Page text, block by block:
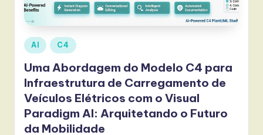
t
u
g
u
e
s
Posted
in
AI C4
Uma Abordagem do Modelo C4 para
Infraestrutura de Carregamento de
Veículos Elétricos com o Visual
Paradigm AI: Arquitetando o Futuro
da Mobilidade